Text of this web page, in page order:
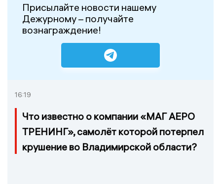
Присылайте новости нашему
Дежурному – получайте
вознаграждение!
16:19
Что известно о компании «МАГ АЕРО
ТРЕНИНГ», самолёт которой потерпел
крушение во Владимирской области?